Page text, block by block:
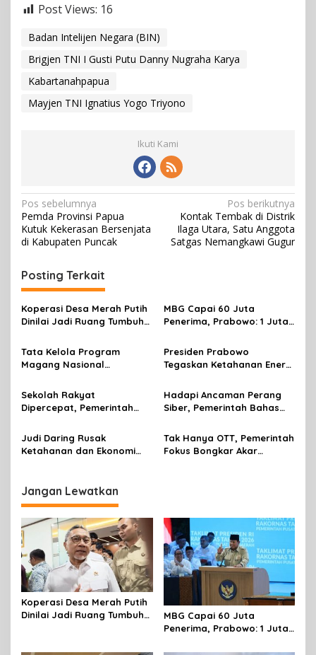
Post Views: 16
Badan Intelijen Negara (BIN)
Brigjen TNI I Gusti Putu Danny Nugraha Karya
Kabartanahpapua
Mayjen TNI Ignatius Yogo Triyono
Ikuti Kami
N
a
v
i
g
a
s
i
p
s
Pos sebelumnya
Pemda Provinsi Papua
Kutuk Kekerasan Bersenjata
di Kabupaten Puncak
Pos berikutnya
Kontak Tembak di Distrik
Ilaga Utara, Satu Anggota
Satgas Nemangkawi Gugur
Posting Terkait
Koperasi Desa Merah Putih
Dinilai Jadi Ruang Tumbuh
MBG Capai 60 Juta
Penerima, Prabowo: 1 Juta
Tercipta
Tata Kelola Program
Magang Nasional
Pemerintah
Presiden Prabowo
Tegaskan Ketahanan Energi
Pembangunan Nasional
Sekolah Rakyat
Dipercepat, Pemerintah
Putus Sekolah
Hadapi Ancaman Perang
Siber, Pemerintah Bahas
Disinformasi dan
Propaganda Asing
Judi Daring Rusak
Ketahanan dan Ekonomi
Tak Hanya OTT, Pemerintah
Fokus Bongkar Akar
Jangan Lewatkan
Koperasi Desa Merah Putih
Dinilai Jadi Ruang Tumbuh
MBG Capai 60 Juta
Penerima, Prabowo: 1 Juta